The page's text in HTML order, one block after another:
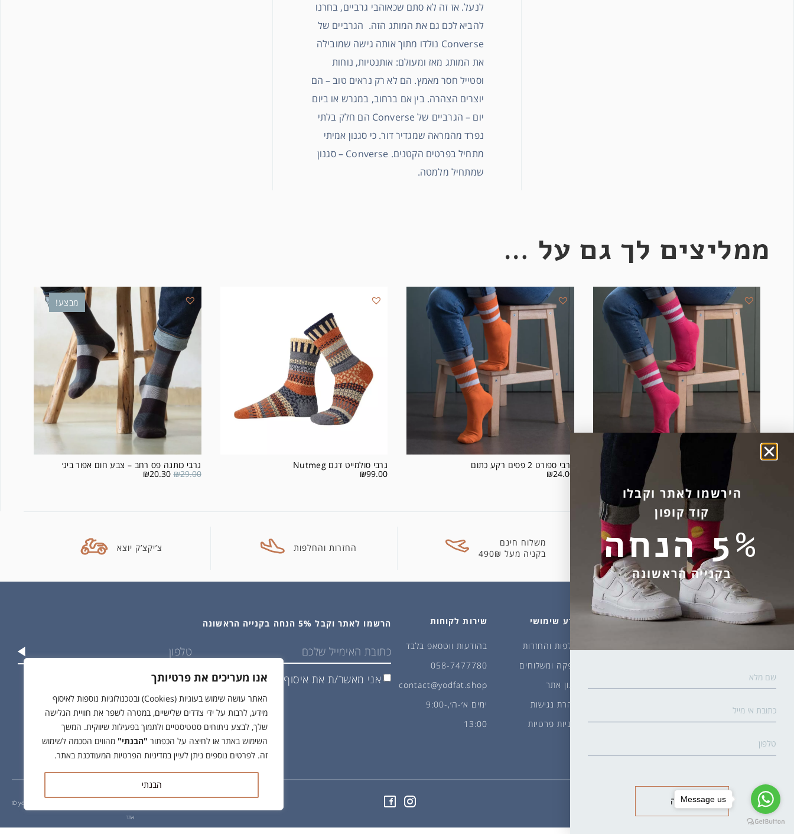
אנו מעריכים את פרטיותך
האתר עושה שימוש בעוגיות (Cookies) ובטכנולוגיות נוספות לאיסוף
מידע, לרבות על ידי צדדים שלישיים, במטרה לשפר את חוויית הגלישה
שלך, לבצע ניתוחים סטטיסטיים ולתמוך בפעילות שיווקית. המשך
השימוש באתר או לחיצה על הכפתור "הבנתי" מהווים הסכמה לשימוש
זה. לפרטים נוספים ניתן לעיין במדיניות הפרטיות המעודכנת באתר.
הבנתי
לנעל. אז זה לא סתם שכאוהבי גרביים, בחרנו
להביא לכם גם את המותג הזה. הגרביים של
Converse נולדו מתוך אותה גישה שמובילה
את המותג מאז ומעולם: אותנטיות, נוחות
וסטייל חסר מאמץ. הם לא רק נראים טוב – הם
יוצרים הצהרה. בין אם ברחוב, במגרש או ביום
יום – הגרביים של Converse הם חלק בלתי
נפרד מהמראה שמגדיר דור. כי סגנון אמיתי
מתחיל בפרטים הקטנים. Converse – סגנון
שמתחיל מלמטה.
ממליצים לך גם על …
גרבי ספורט 2 פסים רקע ורוד גרבי ספורט 2 פסים רקע כתום
₪24.00
גרבי סולמייט דגם Nutmeg
₪99.00
מבצע!
גרבי כותנה פס רחב – צבע חום אפור ביג׳
₪29.00
₪20.30
קניה מאובטחת
משלוח חינם
בקניה מעל 490₪
החזרות והחלפות צ’יקצ’ק יוצא
מהחנות
ארכיון
גרביים עד הבית
עלינו מידע שימושי
החלפות והחזרות
אספקה ומשלוחים
תקנון אתר
הצהרת נגישות
מדיניות פרטיות
שירות לקוחות
בהודעות ווטסאפ בלבד
058-7477780
contact@yodfat.shop
ימים א׳-ה׳,9:00-
13:00
הרשמו לאתר וקבל 5% הנחה בקנייה הראשונה
אני מאשר/ת את איסוף ושימוש בפרטים שלי בהתאם למדיניות הפרטיות
© yodfat.shop /
אתר
Message us
הירשמו לאתר וקבלו
קוד קופון
5% הנחה
בקנייה הראשונה
שליחה